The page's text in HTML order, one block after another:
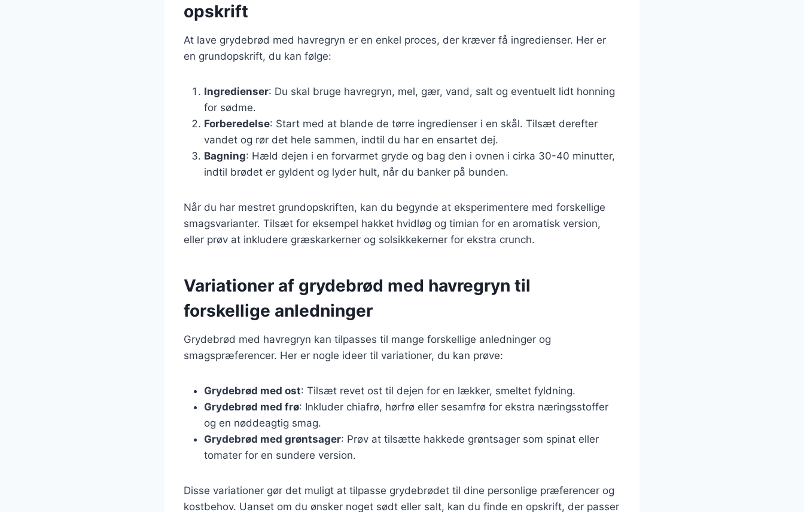
opskrift
At lave grydebrød med havregryn er en enkel proces, der kræver få ingredienser. Her er
en grundopskrift, du kan følge:
Ingredienser: Du skal bruge havregryn, mel, gær, vand, salt og eventuelt lidt honning
for sødme.
Forberedelse: Start med at blande de tørre ingredienser i en skål. Tilsæt derefter
vandet og rør det hele sammen, indtil du har en ensartet dej.
Bagning: Hæld dejen i en forvarmet gryde og bag den i ovnen i cirka 30-40 minutter,
indtil brødet er gyldent og lyder hult, når du banker på bunden.
Når du har mestret grundopskriften, kan du begynde at eksperimentere med forskellige
smagsvarianter. Tilsæt for eksempel hakket hvidløg og timian for en aromatisk version,
eller prøv at inkludere græskarkerner og solsikkekerner for ekstra crunch.
Variationer af grydebrød med havregryn til
forskellige anledninger
Grydebrød med havregryn kan tilpasses til mange forskellige anledninger og
smagspræferencer. Her er nogle ideer til variationer, du kan prøve:
Grydebrød med ost: Tilsæt revet ost til dejen for en lækker, smeltet fyldning.
Grydebrød med frø: Inkluder chiafrø, hørfrø eller sesamfrø for ekstra næringsstoffer
og en nøddeagtig smag.
Grydebrød med grøntsager: Prøv at tilsætte hakkede grøntsager som spinat eller
tomater for en sundere version.
Disse variationer gør det muligt at tilpasse grydebrødet til dine personlige præferencer og
kostbehov. Uanset om du ønsker noget sødt eller salt, kan du finde en opskrift, der passer